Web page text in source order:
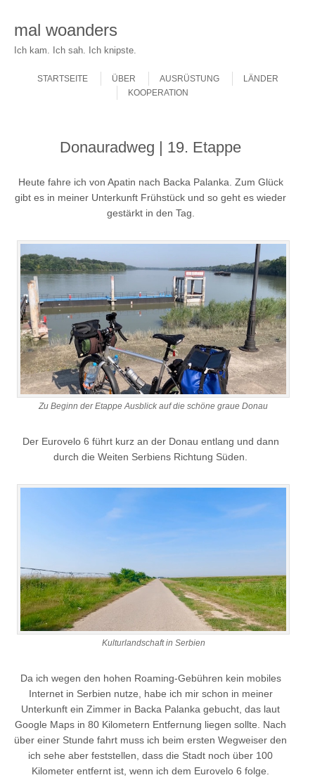
mal woanders
Ich kam. Ich sah. Ich knipste.
Menu
STARTSEITE
ÜBER AUSRÜSTUNG
LÄNDER
KOOPERATION
Donauradweg | 19. Etappe
Heute fahre ich von Apatin nach Backa Palanka. Zum Glück
gibt es in meiner Unterkunft Frühstück und so geht es wieder
gestärkt in den Tag.
Zu Beginn der Etappe Ausblick auf die schöne graue Donau
Der Eurovelo 6 führt kurz an der Donau entlang und dann
durch die Weiten Serbiens Richtung Süden.
Kulturlandschaft in Serbien
Da ich wegen den hohen Roaming-Gebühren kein mobiles
Internet in Serbien nutze, habe ich mir schon in meiner
Unterkunft ein Zimmer in Backa Palanka gebucht, das laut
Google Maps in 80 Kilometern Entfernung liegen sollte. Nach
über einer Stunde fahrt muss ich beim ersten Wegweiser den
ich sehe aber feststellen, dass die Stadt noch über 100
Kilometer entfernt ist, wenn ich dem Eurovelo 6 folge.